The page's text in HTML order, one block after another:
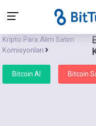
Kripto Para Alım Satım
Komisyonları
Bitcoin Al Bitcoin